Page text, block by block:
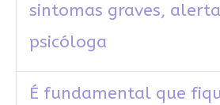
sintomas graves, alerta
psicóloga
É fundamental que